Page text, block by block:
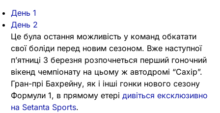
День 1
День 2
Це була остання можливість у команд обкатати
свої боліди перед новим сезоном. Вже наступної
п’ятниці 3 березня розпочнеться перший гоночний
вікенд чемпіонату на цьому ж автодромі “Сахір”.
Гран-прі Бахрейну, як і інші гонки нового сезону
Формули 1, в прямому етері дивіться ексклюзивно
на Setanta Sports.